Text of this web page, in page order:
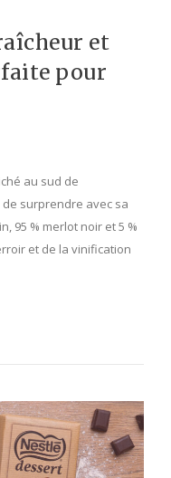
et
pour
au sud de
de surprendre avec sa
95 % merlot noir et 5 %
et de la vinification